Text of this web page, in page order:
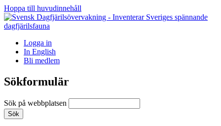
Hoppa till huvudinnehåll
Logga in
In English
Bli medlem
Sökformulär
Sök på webbplatsen